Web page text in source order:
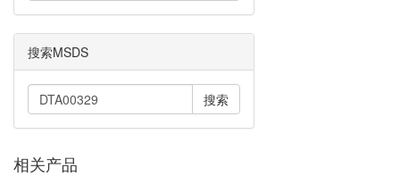
搜索MSDS
搜索
相关产品